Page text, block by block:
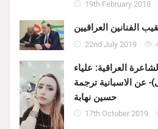
19th February 2018
الفنانين العراقيين
22nd July 2019
العراقية: علياء
عن الاسبانية ترجمة
حسين نهابة
17th October 2019